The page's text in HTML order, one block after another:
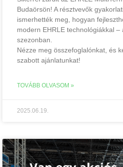
Budaörsön! A résztvevők
ismerhették meg, hogyan
modern EHRLE technológiákkal –
szezonban.
Nézze meg összefoglalónkat, és
szabott ajánlatunkat!
TOVÁBB OLVASOM »
2025.06.19.